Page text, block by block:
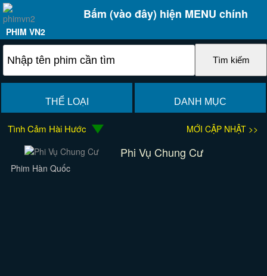
Bấm (vào đây) hiện MENU chính
PHIM VN2
THỂ LOẠI DANH MỤC
Tình Cảm Hài Hước MỚI CẬP NHẬT >>
Phi Vụ Chung Cư
Phim Hàn Quốc